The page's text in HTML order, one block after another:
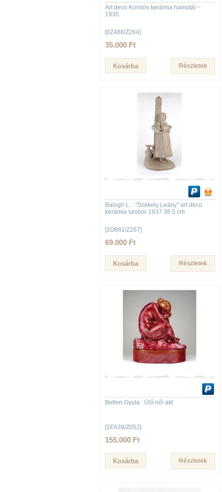
Art deco Komlós kerámia hamutál ~
1930
[0Z488/Z264]
35.000 Ft
Részletek
Balogh L. : "Székely Leány" art deco
kerámia szobor 1937 38.5 cm
[1O881/Z267]
69.000 Ft
Részletek
Betlen Gyula : Ülő női akt
[1E639/Z052]
155.000 Ft
Részletek